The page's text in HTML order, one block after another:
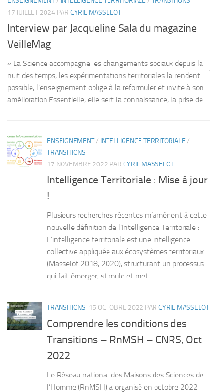
17 JUILLET 2024 PAR CYRIL MASSELOT
Interview par Jacqueline Sala du magazine
VeilleMag
« La Science accompagne les changements sociaux depuis la
nuit des temps, les expérimentations territoriales la rendent
possible, l’enseignement oblige à la reformuler et invite à son
amélioration.Essentielle, elle sert la connaissance, la prise de...
ENSEIGNEMENT/ INTELLIGENCE TERRITORIALE /
TRANSITIONS
17 NOVEMBRE 2022 PAR CYRIL MASSELOT
Intelligence Territoriale : Mise à jour
!
Plusieurs recherches récentes m’amènent à cette
nouvelle définition de l’Intelligence Territoriale :
L’intelligence territoriale est une intelligence
collective appliquée aux écosystèmes territoriaux
(Masselot 2018, 2020), structurant un processus
qui fait émerger, stimule et met...
TRANSITIONS 15 OCTOBRE 2022 PAR CYRIL MASSELOT
Comprendre les conditions des
Transitions – RnMSH – CNRS, Oct
2022
Le Réseau national des Maisons des Sciences de
l’Homme (RnMSH) a organisé en octobre 2022